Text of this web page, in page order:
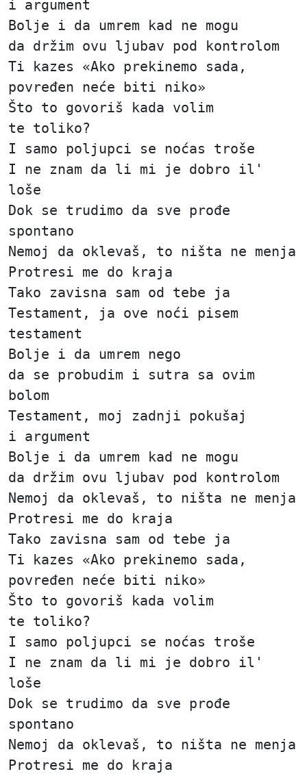
i argument
Bolje i da umrem kad ne mogu
da držim ovu ljubav pod kontrolom
Ti kazes «Ako prekinemo sada,
povređen neće biti niko»
Što to govoriš kada volim
te toliko?
I samo poljupci se noćas troše
I ne znam da li mi je dobro il'
loše
Dok se trudimo da sve prođe
spontano
Nemoj da oklevaš, to ništa ne menja
Protresi me do kraja
Tako zavisna sam od tebe ja
Testament, ja ove noći pisem
testament
Bolje i da umrem nego
da se probudim i sutra sa ovim
bolom
Testament, moj zadnji pokušaj
i argument
Bolje i da umrem kad ne mogu
da držim ovu ljubav pod kontrolom
Nemoj da oklevaš, to ništa ne menja
Protresi me do kraja
Tako zavisna sam od tebe ja
Ti kazes «Ako prekinemo sada,
povređen neće biti niko»
Što to govoriš kada volim
te toliko?
I samo poljupci se noćas troše
I ne znam da li mi je dobro il'
loše
Dok se trudimo da sve prođe
spontano
Nemoj da oklevaš, to ništa ne menja
Protresi me do kraja